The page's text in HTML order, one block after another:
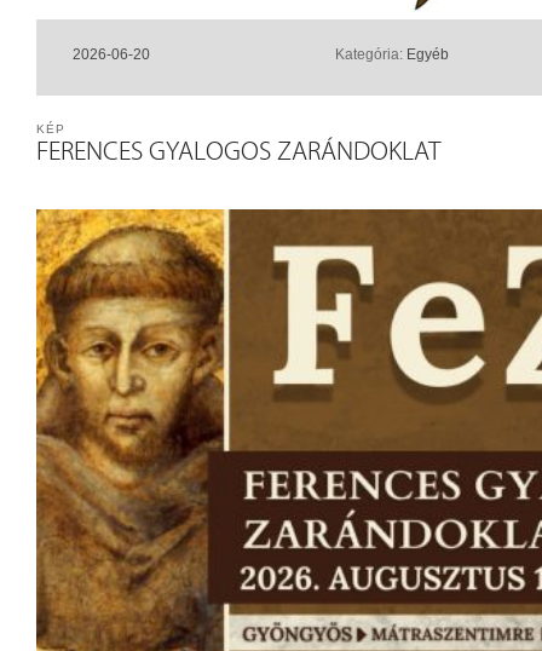
2026-06-20 Kategória: Egyéb
FERENCES GYALOGOS ZARÁNDOKLAT
KÉP